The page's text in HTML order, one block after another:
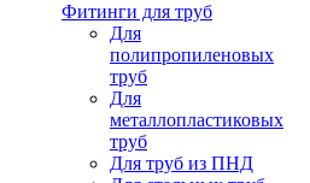
Фитинги для труб
Для
полипропиленовых
труб
Для
металлопластиковых
труб
Для труб из ПНД